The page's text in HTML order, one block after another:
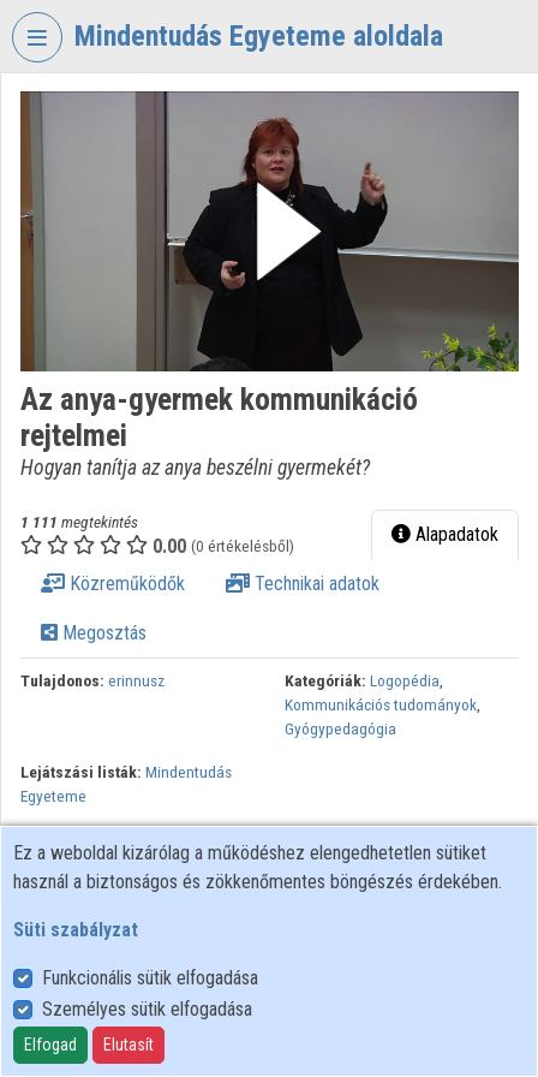
Fejléc kihagyása
Mindentudás Egyeteme aloldala
Intézményi kezdőlap
Intézményi felfedezés
Kategóriák
Intézményi listák
Közreműködők
Az anya-gyermek kommunikáció
rejtelmei
Hogyan tanítja az anya beszélni gyermekét?
1 111 megtekintés
0.00 (0 értékelésből) Alapadatok
Közreműködők Technikai adatok
Megosztás
Tulajdonos: erinnusz Kategóriák: Logopédia,
Kommunikációs tudományok,
Gyógypedagógia
Lejátszási listák: Mindentudás
Egyeteme
Az előadás témája azoknak az utóbbi 20 évben megjelent hazai
és nemzetközi tudományos eredményeknek az áttekintése,
melyek az anyai beszédben fellelhető magánhangzók képzése
során tetten érhető tanítási mechanizmusokat vizsgálják. Hogyan,
csecsemőkortól a kisgyermek koron át? Miben különbözik
egymástól az anya felnőttekhez, illetve gyermekekhez intézett
beszéde? Mennyire érzékeny az anya gyermeke beszédének
akusztikai szerkezetére, és miben más a különböző nyelveken
Ez a weboldal kizárólag a működéshez elengedhetetlen sütiket
használ a biztonságos és zökkenőmentes böngészés érdekében.
Süti szabályzat
Funkcionális sütik elfogadása
Személyes sütik elfogadása
Elfogad Elutasít